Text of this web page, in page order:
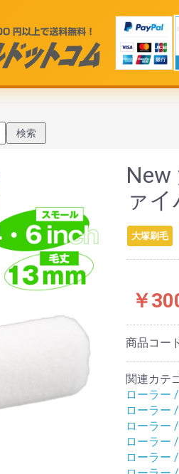
検索
New
ァ
大塚刷毛
￥
商品コー
関連カテ
ローラー
ローラー
ローラー
ローラー
ローラー